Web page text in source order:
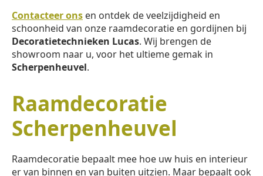
Contacteer ons en ontdek de veelzijdigheid en
schoonheid van onze raamdecoratie en gordijnen bij
Decoratietechnieken Lucas. Wij brengen de
showroom naar u, voor het ultieme gemak in
Scherpenheuvel.
Raamdecoratie
Scherpenheuvel
Raamdecoratie bepaalt mee hoe uw huis en interieur
er van binnen en van buiten uitzien. Maar bepaalt ook